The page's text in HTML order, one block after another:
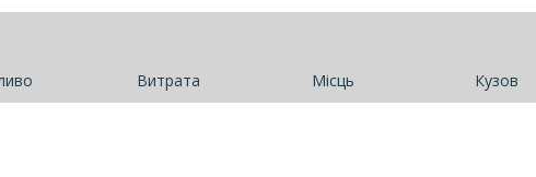
Витрата Місць Кузов